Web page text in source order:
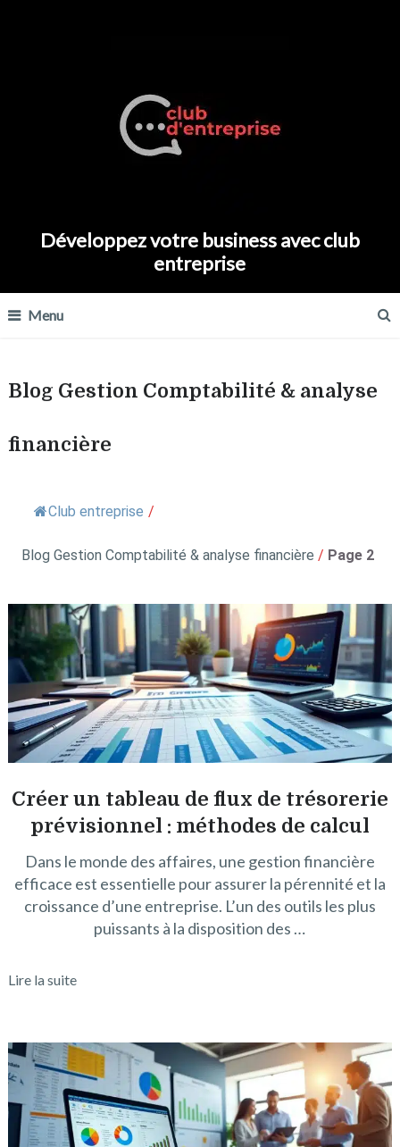
Développez votre business avec club
entreprise
Menu
Blog Gestion Comptabilité & analyse
financière
Club entreprise /
Blog Gestion Comptabilité & analyse financière / Page 2
Créer un tableau de flux de trésorerie
prévisionnel : méthodes de calcul
Dans le monde des affaires, une gestion financière
efficace est essentielle pour assurer la pérennité et la
croissance d’une entreprise. L’un des outils les plus
puissants à la disposition des …
Lire la suite